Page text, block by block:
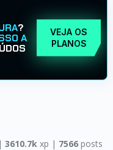
?
A
VEJA OS
PLANOS
| 3610.7k xp | 7566posts